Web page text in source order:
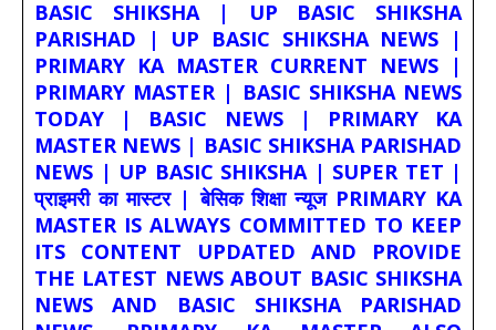
BASIC SHIKSHA | UP BASIC SHIKSHA
PARISHAD | UP BASIC SHIKSHA NEWS |
PRIMARY KA MASTER CURRENT NEWS |
PRIMARY MASTER | BASIC SHIKSHA NEWS
TODAY | BASIC NEWS | PRIMARY KA
MASTER NEWS | BASIC SHIKSHA PARISHAD
NEWS | UP BASIC SHIKSHA | SUPER TET |
प्राइमरी का मास्टर | बेसिक शिक्षा न्यूज PRIMARY KA
MASTER IS ALWAYS COMMITTED TO KEEP
ITS CONTENT UPDATED AND PROVIDE
THE LATEST NEWS ABOUT BASIC SHIKSHA
NEWS AND BASIC SHIKSHA PARISHAD